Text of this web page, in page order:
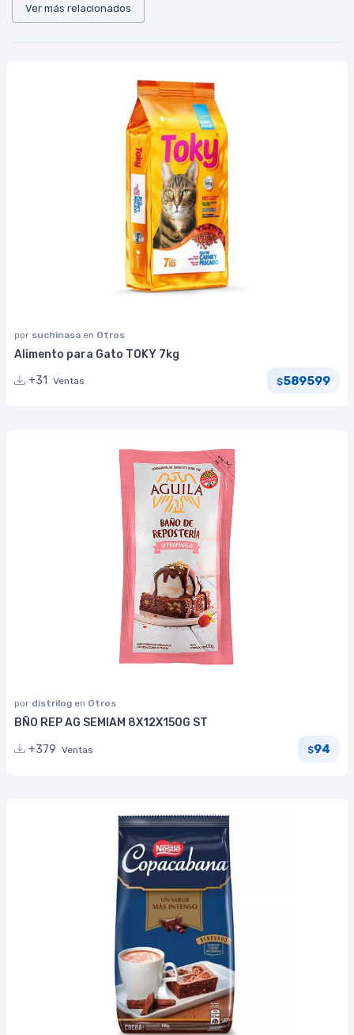
Ver más relacionados
por suchinasa en Otros
Alimento para Gato TOKY 7kg
+31
Ventas $589599
por distrilog en Otros
BÑO REP AG SEMIAM 8X12X150G ST
+379 Ventas $94